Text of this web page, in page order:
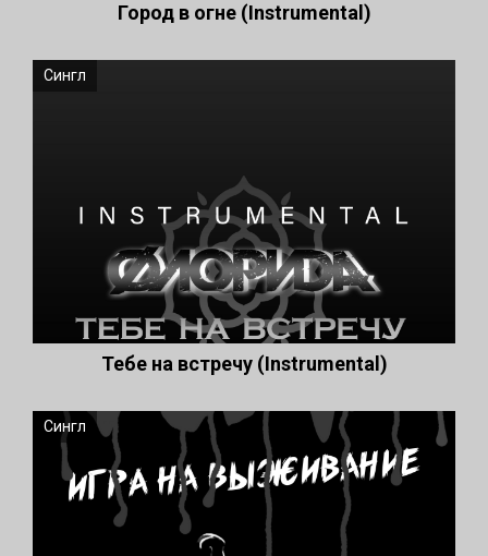
Город в огне (Instrumental)
Сингл
Тебе на встречу (Instrumental)
Сингл